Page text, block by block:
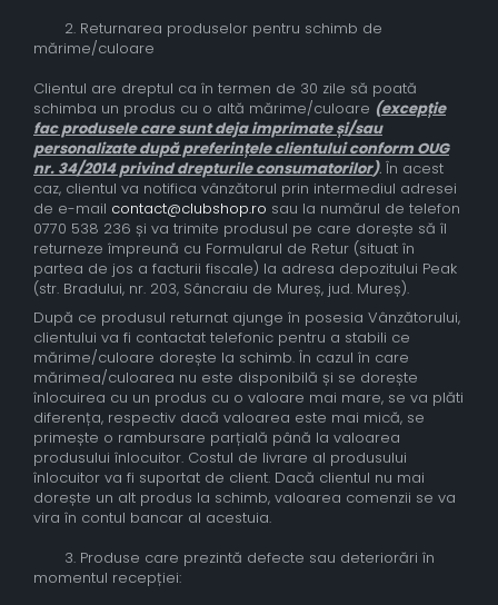
2. Returnarea produselor pentru schimb de
mărime/culoare
Clientul are dreptul ca în termen de 30 zile să poată
schimba un produs cu o altă mărime/culoare (excepție
fac produsele care sunt deja imprimate și/sau
personalizate după preferințele clientului conform OUG
nr. 34/2014 privind drepturile consumatorilor). În acest
caz, clientul va notifica vânzătorul prin intermediul adresei
de e-mail contact@clubshop.ro sau la numărul de telefon
0770 538 236 și va trimite produsul pe care dorește să îl
returneze împreună cu Formularul de Retur (situat în
partea de jos a facturii fiscale) la adresa depozitului Peak
(str. Bradului, nr. 203, Sâncraiu de Mureș, jud. Mureș).
După ce produsul returnat ajunge în posesia Vânzătorului,
clientului va fi contactat telefonic pentru a stabili ce
mărime/culoare dorește la schimb. În cazul în care
mărimea/culoarea nu este disponibilă și se dorește
înlocuirea cu un produs cu o valoare mai mare, se va plăti
diferența, respectiv dacă valoarea este mai mică, se
primește o rambursare parțială până la valoarea
produsului înlocuitor. Costul de livrare al produsului
înlocuitor va fi suportat de client. Dacă clientul nu mai
dorește un alt produs la schimb, valoarea comenzii se va
vira în contul bancar al acestuia.
3. Produse care prezintă defecte sau deteriorări în
momentul recepției: